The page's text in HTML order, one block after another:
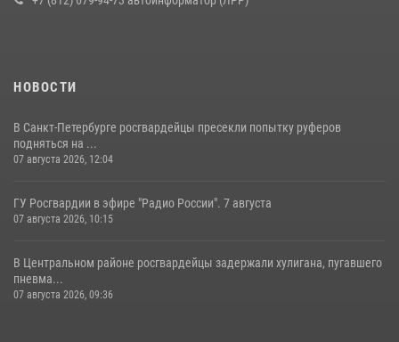
НОВОСТИ
В Санкт-Петербурге росгвардейцы пресекли попытку руферов
подняться на ...
07 августа 2026, 12:04
ГУ Росгвардии в эфире "Радио России". 7 августа
07 августа 2026, 10:15
В Центральном районе росгвардейцы задержали хулигана, пугавшего
пневма...
07 августа 2026, 09:36